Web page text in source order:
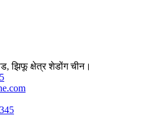
झिफू क्षेत्र शेडोंग चीन।